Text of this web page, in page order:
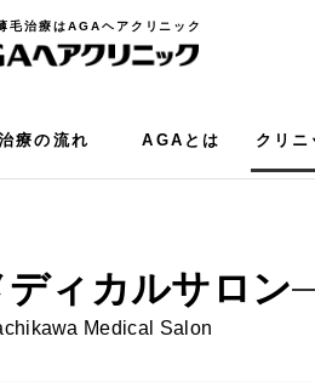
毛治療はAGAヘアクリニック
療の流れ AGAとは クリニ
ディカルサロン
Medical Salon